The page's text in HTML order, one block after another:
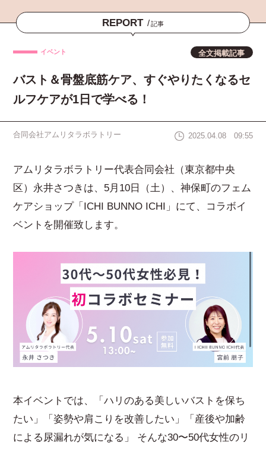
REPORT /記事
イベント 全文掲載記事
バスト＆骨盤底筋ケア、すぐやりたくなるセ
ルフケアが1日で学べる！
合同会社アムリタラボラトリー 2025.04.08 09:55
アムリタラボラトリー代表合同会社（東京都中央
区）永井さつきは、5月10日（土）、神保町のフェム
ケアショップ「ICHI BUNNO ICHI」にて、コラボイ
ベントを開催致します。
本イベントでは、「ハリのある美しいバストを保ち
たい」「姿勢や肩こりを改善したい」「産後や加齢
による尿漏れが気になる」 そんな30〜50代女性のリ